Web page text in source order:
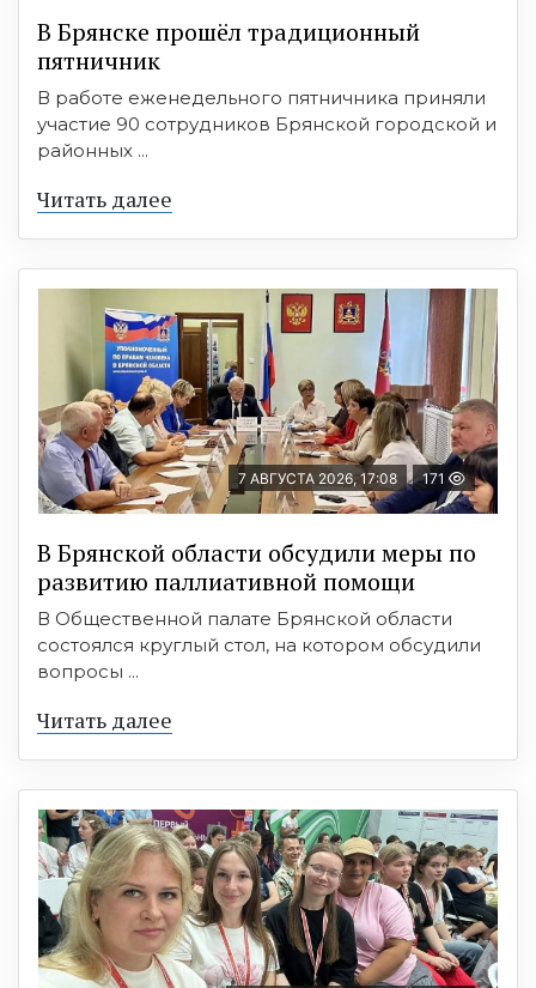
В Брянске прошёл традиционный
пятничник
В работе еженедельного пятничника приняли
участие 90 сотрудников Брянской городской и
районных ...
Читать далее
7 АВГУСТА 2026, 17:08 171
В Брянской области обсудили меры по
развитию паллиативной помощи
В Общественной палате Брянской области
состоялся круглый стол, на котором обсудили
вопросы ...
Читать далее